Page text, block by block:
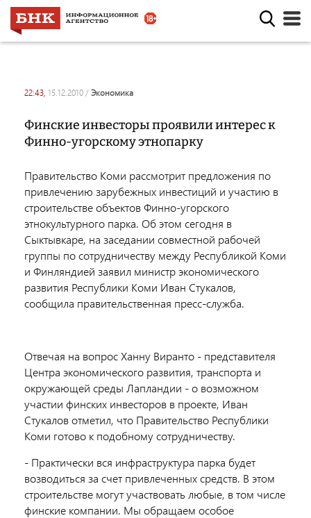
22:43, 15.12.2010 / экономика
Финские инвесторы проявили интерес к
Финно-угорскому этнопарку
Правительство Коми рассмотрит предложения по
привлечению зарубежных инвестиций и участию в
строительстве объектов Финно-угорского
этнокультурного парка. Об этом сегодня в
Сыктывкаре, на заседании совместной рабочей
группы по сотрудничеству между Республикой Коми
и Финляндией заявил министр экономического
развития Республики Коми Иван Стукалов,
сообщила правительственная пресс-служба.
Отвечая на вопрос Ханну Виранто - представителя
Центра экономического развития, транспорта и
окружающей среды Лапландии - о возможном
участии финских инвесторов в проекте, Иван
Стукалов отметил, что Правительство Республики
Коми готово к подобному сотрудничеству.
- Практически вся инфраструктура парка будет
возводиться за счет привлеченных средств. В этом
строительстве могут участвовать любые, в том числе
финские компании. Мы обращаем особое